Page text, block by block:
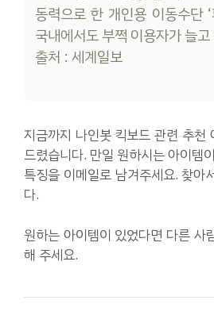
동력으로 한 개인용 이동수단
국내에서도 부쩍 이용자가 늘
출처 : 세계일보
지금까지 나인봇 킥보드 관련 추천
드렸습니다. 만일 원하시는 아이템
특징을 이메일로 남겨주세요. 찾아
다.
원하는 아이템이 있었다면 다른 사
해 주세요.